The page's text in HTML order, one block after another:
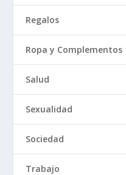
Regalos
Ropa y Complementos
Salud
Sexualidad
Sociedad
Trabajo